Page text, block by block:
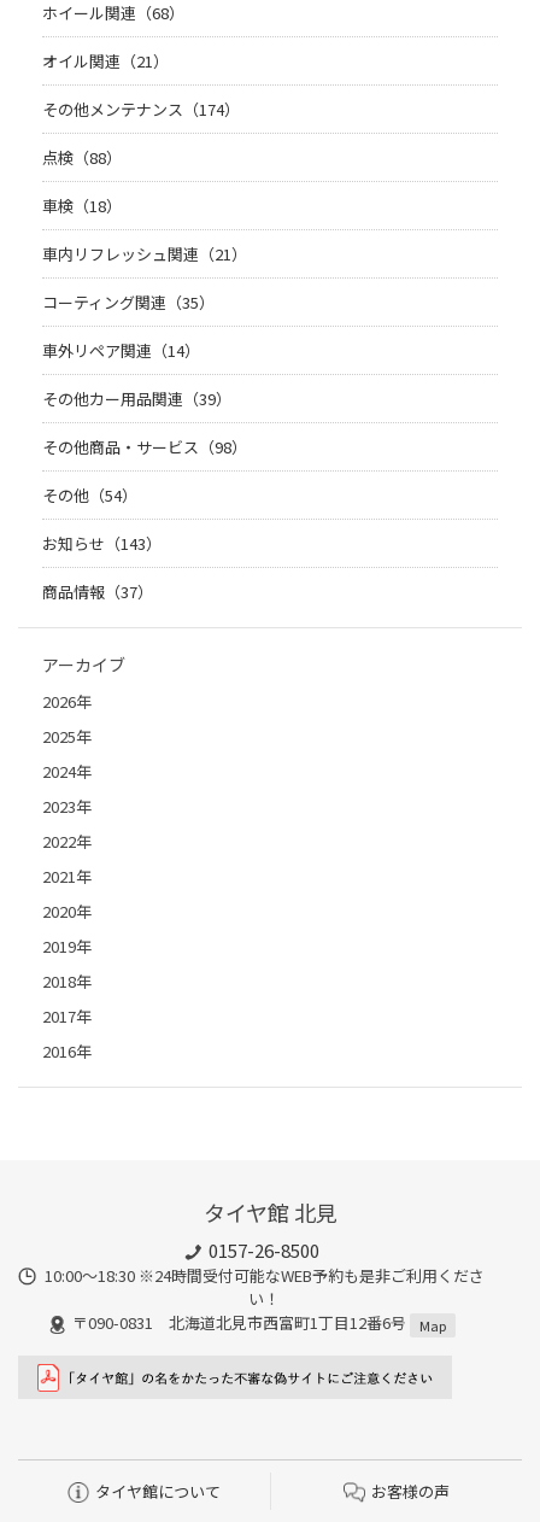
ホイール関連（68）
オイル関連（21）
その他メンテナンス（174）
点検（88）
車検（18）
車内リフレッシュ関連（21）
コーティング関連（35）
車外リペア関連（14）
その他カー用品関連（39）
その他商品・サービス（98）
その他（54）
お知らせ（143）
商品情報（37）
アーカイブ
2026年
2025年
2024年
2023年
2022年
2021年
2020年
2019年
2018年
2017年
2016年
タイヤ館 北見
0157-26-8500
10:00～18:30 ※24時間受付可能なWEB予約も是非ご利用くださ
い！
〒090-0831 北海道北見市西富町1丁目12番6号
Map
タイヤ館について お客様の声